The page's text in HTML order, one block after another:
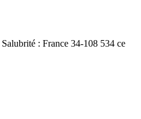
Salubrité : France 34-108 534 ce